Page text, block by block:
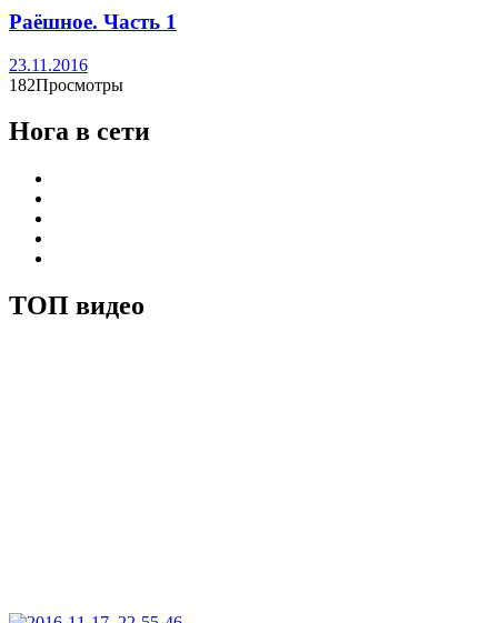
Раёшное. Часть 1
23.11.2016
182Просмотры
Нога в сети
ТОП видео